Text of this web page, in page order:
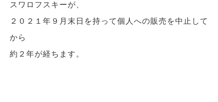
スワロフスキーが、
２０２１年９月末日を持って個人への販売を中止して
から
約２年が経ちます。